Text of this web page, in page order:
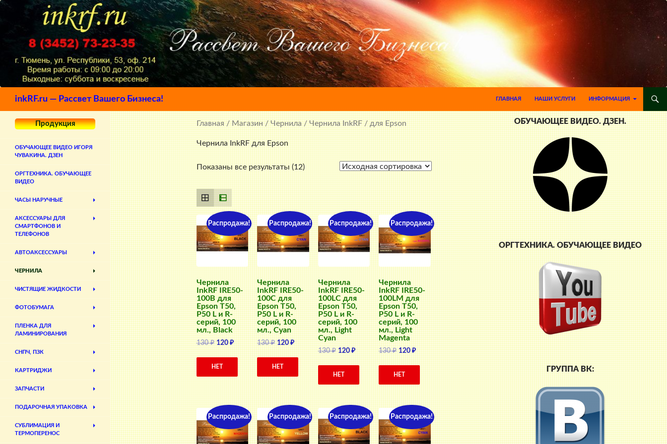
inkRF.ru — Рассвет Вашего Бизнеса!
ГЛАВНАЯ
НАШИ УСЛУГИ ИНФОРМАЦИЯ
Главная/Магазин/Чернила/Чернила InkRF/ для Epson
Чернила InkRF для Epson
Показаны все результаты (12)
Распродажа!
Чернила
InkRF IRE50-
100B для
Epson T50,
P50 L и R-
серий, 100
мл., Black
130₽ Первоначальная
цена
составляла
120₽Текущая
цена:
120 ₽.
НЕТ
Распродажа!
Чернила
InkRF IRE50-
100C для
Epson T50,
P50 L и R-
серий, 100
мл., Cyan
130₽ Первоначальная
цена
составляла
120₽Текущая
цена:
120 ₽.
НЕТ
Распродажа!
Чернила
InkRF IRE50-
100LC для
Epson T50,
P50 L и R-
серий, 100
мл., Light
Cyan
130₽ Первоначальная
цена
составляла
120₽Текущая
цена:
120 ₽.
НЕТ
Распродажа!
Чернила
InkRF IRE50-
100LM для
Epson T50,
P50 L и R-
серий, 100
мл., Light
Magenta
130₽ Первоначальная
цена
составляла
120₽Текущая
цена:
120 ₽.
НЕТ
Распродажа! Распродажа! Распродажа! Распродажа!
ОБУЧАЮЩЕЕ ВИДЕО. ДЗЕН.
ОРГТЕХНИКА. ОБУЧАЮЩЕЕ ВИДЕО
ГРУППА ВК:
Продукция
ОБУЧАЮЩЕЕ ВИДЕО ИГОРЯ
ЧУВАКИНА. ДЗЕН
ОРГТЕХНИКА. ОБУЧАЮЩЕЕ
ВИДЕО
ЧАСЫ НАРУЧНЫЕ
АКСЕССУАРЫ ДЛЯ
СМАРТФОНОВ И
ТЕЛЕФОНОВ
АВТОАКСЕССУАРЫ
ЧЕРНИЛА
ЧИСТЯЩИЕ ЖИДКОСТИ
ФОТОБУМАГА
ПЛЕНКА ДЛЯ
ЛАМИНИРОВАНИЯ
СНПЧ, ПЗК
КАРТРИДЖИ
ЗАПЧАСТИ
ПОДАРОЧНАЯ УПАКОВКА
СУБЛИМАЦИЯ И
ТЕРМОПЕРЕНОС